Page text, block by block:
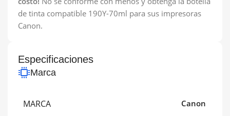
de tinta compatible 190Y-70ml para sus impresoras
Canon.
Especificaciones
Marca
MARCA Canon